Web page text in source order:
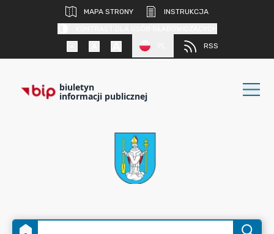
MAPA STRONY
INSTRUKCJA
RSS
biuletyn
informacji publicznej